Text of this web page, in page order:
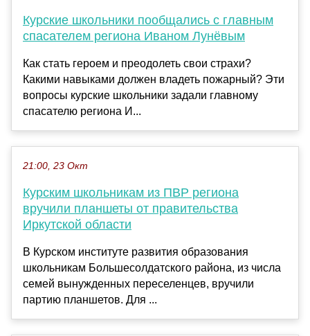
Курские школьники пообщались с главным
спасателем региона Иваном Лунёвым
Как стать героем и преодолеть свои страхи?
Какими навыками должен владеть пожарный? Эти
вопросы курские школьники задали главному
спасателю региона И...
21:00, 23 Окт
Курским школьникам из ПВР региона
вручили планшеты от правительства
Иркутской области
В Курском институте развития образования
школьникам Большесолдатского района, из числа
семей вынужденных переселенцев, вручили
партию планшетов. Для ...